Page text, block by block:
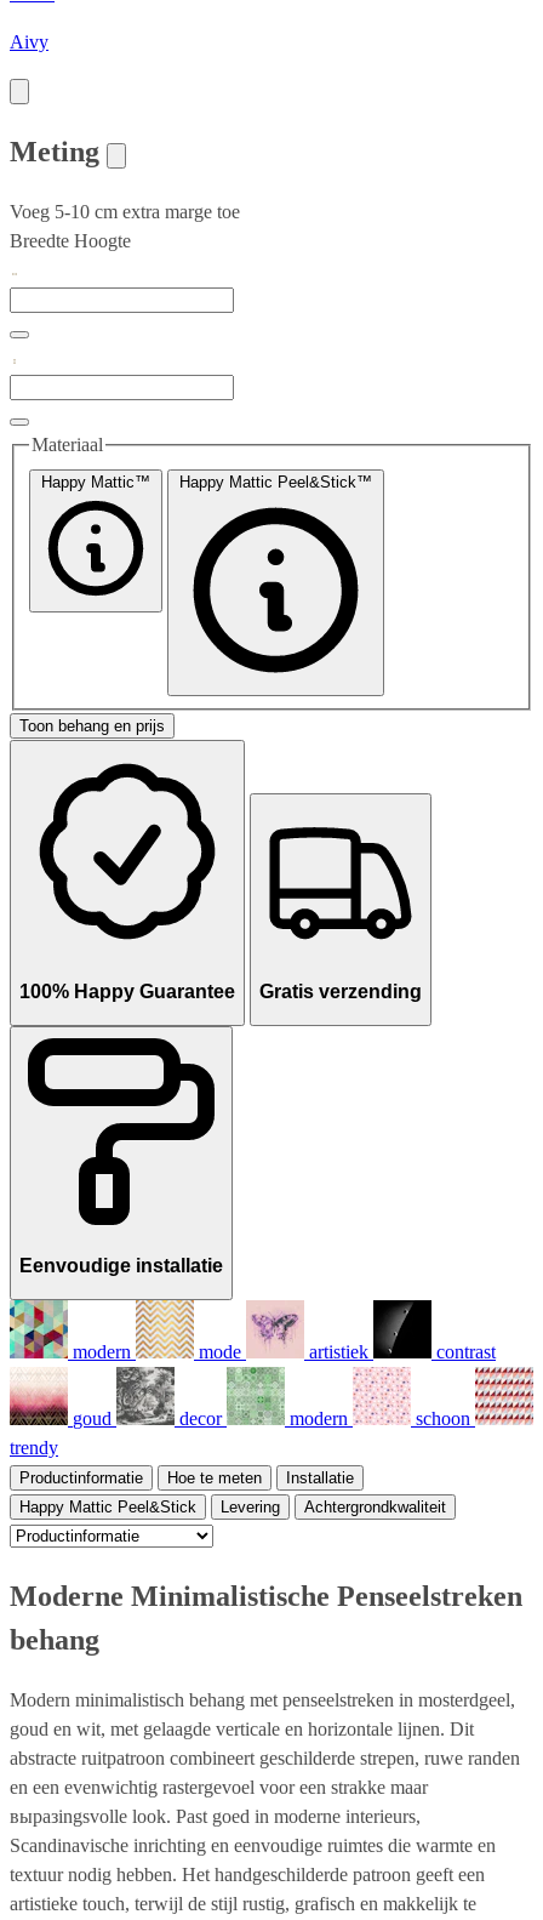
Aivy
Meting
Voeg 5-10 cm extra marge toe
Breedte Hoogte
Materiaal
Happy Mattic™ Happy Mattic Peel&Stick™
Toon behang en prijs
100% Happy Guarantee Gratis verzending
Eenvoudige installatie
modern mode artistiek contrast
goud decor modern
schoon
trendy
Productinformatie Hoe te meten
Installatie
Happy Mattic Peel&Stick
Levering Achtergrondkwaliteit
Moderne Minimalistische Penseelstreken
behang
Modern minimalistisch behang met penseelstreken in mosterdgeel,
goud en wit, met gelaagde verticale en horizontale lijnen. Dit
abstracte ruitpatroon combineert geschilderde strepen, ruwe randen
en een evenwichtig rastergevoel voor een strakke maar
выразingsvolle look. Past goed in moderne interieurs,
Scandinavische inrichting en eenvoudige ruimtes die warmte en
textuur nodig hebben. Het handgeschilderde patroon geeft een
artistieke touch, terwijl de stijl rustig, grafisch en makkelijk te